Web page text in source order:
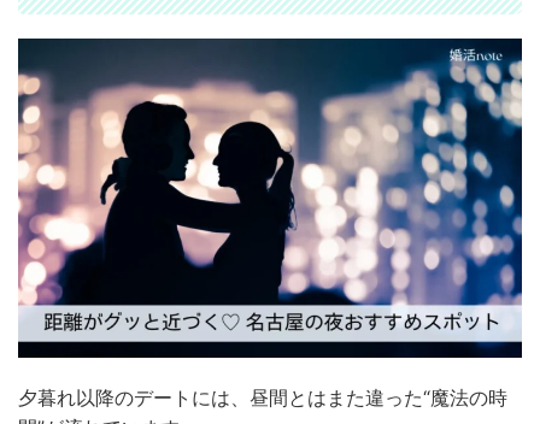
夕暮れ以降のデートには、昼間とはまた違った“魔法の時